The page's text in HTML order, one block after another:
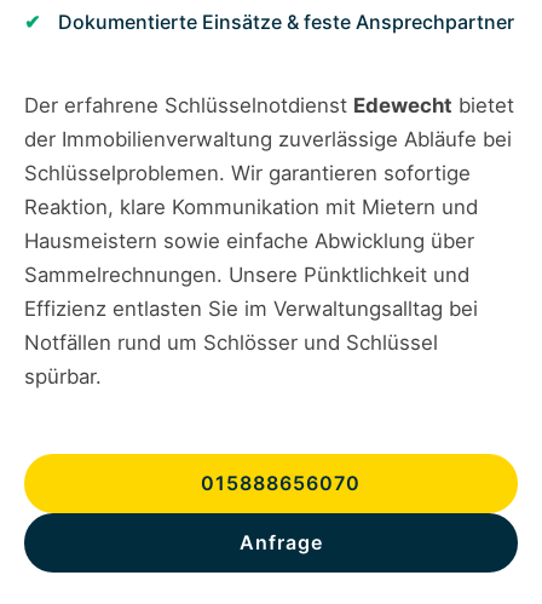
Dokumentierte Einsätze & feste Ansprechpartner
Der erfahrene Schlüsselnotdienst Edewecht bietet
der Immobilienverwaltung zuverlässige Abläufe bei
Schlüsselproblemen. Wir garantieren sofortige
Reaktion, klare Kommunikation mit Mietern und
Hausmeistern sowie einfache Abwicklung über
Sammelrechnungen. Unsere Pünktlichkeit und
Effizienz entlasten Sie im Verwaltungsalltag bei
Notfällen rund um Schlösser und Schlüssel
spürbar.
015888656070
Anfrage